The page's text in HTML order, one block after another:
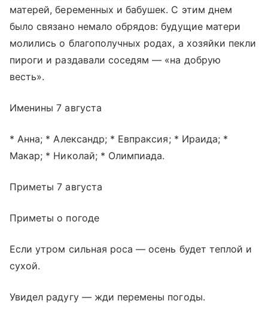
матерей, беременных и бабушек. С этим днем
было связано немало обрядов: будущие матери
молились о благополучных родах, а хозяйки пекли
пироги и раздавали соседям — «на добрую
весть».
Именины 7 августа
* Анна; * Александр; * Евпраксия; * Ираида; *
Макар; * Николай; * Олимпиада.
Приметы 7 августа
Приметы о погоде
Если утром сильная роса — осень будет теплой и
сухой.
Увидел радугу — жди перемены погоды.